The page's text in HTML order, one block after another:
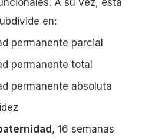
A su vez, esta
en:
permanente parcial
permanente total
permanente absoluta
, 16 semanas